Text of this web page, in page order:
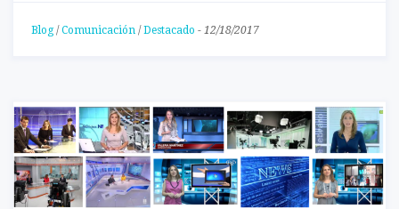
Blog/ Comunicación / Destacado - 12/18/2017